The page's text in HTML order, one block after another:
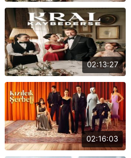
02:13:27
02:16:03